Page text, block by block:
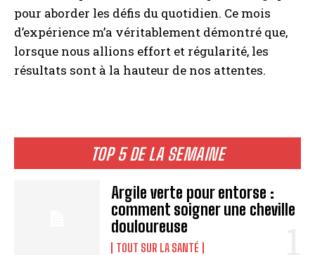
TOP 5 DE LA SEMAINE
Argile verte pour entorse :
comment soigner une cheville
douloureuse
TOUT SUR LA SANTÉ
pour aborder les défis du quotidien. Ce mois
d’expérience m’a véritablement démontré que,
lorsque nous allions effort et régularité, les
résultats sont à la hauteur de nos attentes.